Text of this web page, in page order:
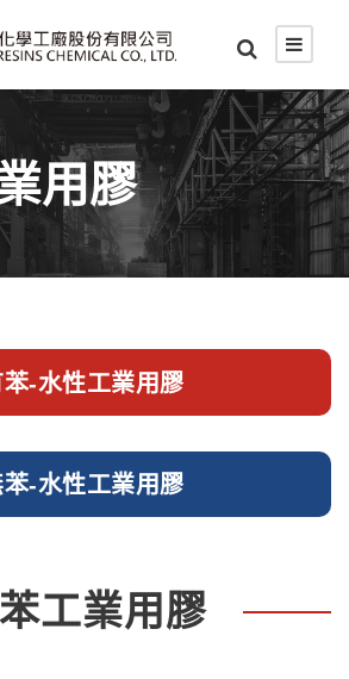
用膠
苯-水性工業用膠
苯-水性工業用膠
工業用膠